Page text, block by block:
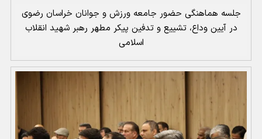
جلسه هماهنگی حضور جامعه ورزش و جوانان خراسان رضوی
در آیین وداع، تشییع و تدفین پیکر مطهر رهبر شهید انقلاب
اسلامی